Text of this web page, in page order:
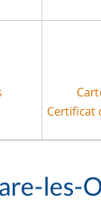
Certificat
les-